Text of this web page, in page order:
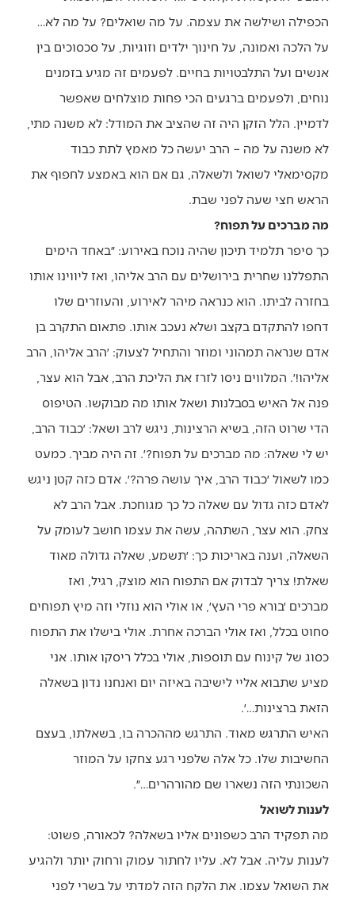
הכפילה ושילשה את עצמה. על מה שואלים? על מה לא…
על הלכה ואמונה, על חינוך ילדים וזוגיות, על סכסוכים בין
אנשים ועל התלבטויות בחיים. לפעמים זה מגיע בזמנים
נוחים, ולפעמים ברגעים הכי פחות מוצלחים שאפשר
לדמיין. הלל הזקן היה זה שהציב את המודל: לא משנה מתי,
לא משנה על מה – הרב יעשה כל מאמץ לתת כבוד
מקסימאלי לשואל ולשאלה, גם אם הוא באמצע לחפוף את
הראש חצי שעה לפני שבת.
מה מברכים על תפוח?
כך סיפר תלמיד תיכון שהיה נוכח באירוע: ״באחד הימים
התפללנו שחרית בירושלים עם הרב אליהו, ואז ליווינו אותו
בחזרה לביתו. הוא כנראה מיהר לאירוע, והעוזרים שלו
דחפו להתקדם בקצב ושלא נעכב אותו. פתאום התקרב בן
אדם שנראה תמהוני ומוזר והתחיל לצעוק: ׳הרב אליהו, הרב
אליהו!׳. המלווים ניסו לזרז את הליכת הרב, אבל הוא עצר,
פנה אל האיש בסבלנות ושאל אותו מה מבוקשו. הטיפוס
הדי שרוט הזה, בשיא הרצינות, ניגש לרב ושאל: ׳כבוד הרב,
יש לי שאלה: מה מברכים על תפוח?׳. זה היה מביך. כמעט
כמו לשאול ׳כבוד הרב, איך עושה פרה?׳. אדם כזה קטן ניגש
לאדם כזה גדול עם שאלה כל כך מגוחכת. אבל הרב לא
צחק. הוא עצר, השתהה, עשה את עצמו חושב לעומק על
השאלה, וענה באריכות כך: ׳תשמע, שאלה גדולה מאוד
שאלת! צריך לבדוק אם התפוח הוא מוצק, רגיל, ואז
מברכים ׳בורא פרי העץ׳, או אולי הוא נוזלי וזה מיץ תפוחים
סחוט בכלל, ואז אולי הברכה אחרת. אולי בישלו את התפוח
כסוג של קינוח עם תוספות, אולי בכלל ריסקו אותו. אני
מציע שתבוא אליי לישיבה באיזה יום ואנחנו נדון בשאלה
הזאת ברצינות…׳.
האיש התרגש מאוד. התרגש מההכרה בו, בשאלתו, בעצם
החשיבות שלו. כל אלה שלפני רגע צחקו על המוזר
השכונתי הזה נשארו שם מהורהרים…״.
לענות לשואל
מה תפקיד הרב כשפונים אליו בשאלה? לכאורה, פשוט:
לענות עליה. אבל לא. עליו לחתור עמוק ורחוק יותר ולהגיע
את השואל עצמו. את הלקח הזה למדתי על בשרי לפני